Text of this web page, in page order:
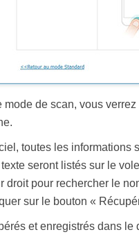
mode de scan, vous
toutes les informations
seront listés sur le
droit pour rechercher le
sur le bouton «
et enregistrés dans